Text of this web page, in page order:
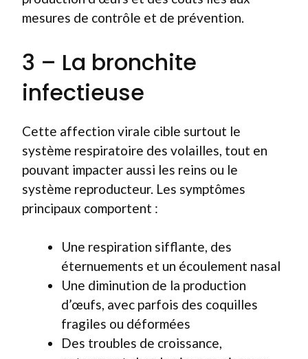
mesures de contrôle et de prévention.
3 – La bronchite
infectieuse
Cette affection virale cible surtout le
système respiratoire des volailles, tout en
pouvant impacter aussi les reins ou le
système reproducteur. Les symptômes
principaux comportent :
Une respiration sifflante, des
éternuements et un écoulement nasal
Une diminution de la production
d’œufs, avec parfois des coquilles
fragiles ou déformées
Des troubles de croissance,